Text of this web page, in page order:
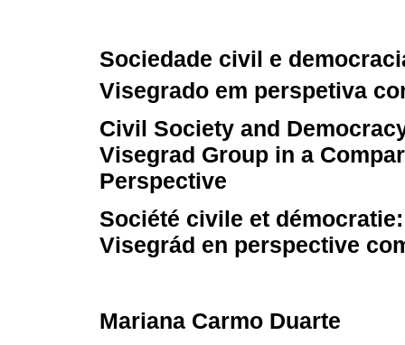
Sociedade civil e
Visegrado em perspetiva
Civil Society and
Visegrad Group in a
Perspective
Société civile et
Visegrád en perspective
Mariana Carmo Duarte